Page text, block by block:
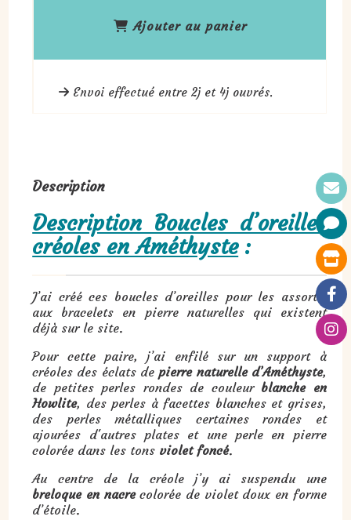
Ajouter au panier
Envoi effectué entre 2j et 4j ouvrés.
Description
Description Boucles d’oreilles
créoles en Améthyste:
J’ai créé ces boucles d’oreilles pour les assortir
aux bracelets en pierre naturelles qui existent
déjà sur le site.
Pour cette paire, j’ai enfilé sur un support à
créoles des éclats de pierre naturelle d’Améthyste,
de petites perles rondes de couleur blanche en
Howlite, des perles à facettes blanches et grises,
des perles métalliques certaines rondes et
ajourées d'autres plates et une perle en pierre
colorée dans les tons violet foncé.
Au centre de la créole j’y ai suspendu une
breloque en nacrecolorée de violet doux en forme
d’étoile.